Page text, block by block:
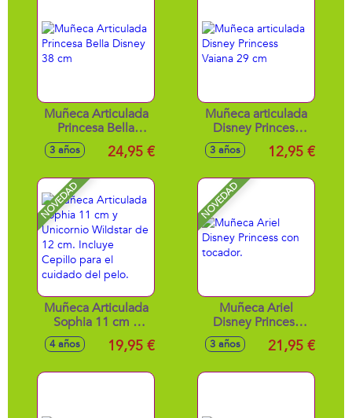
Muñeca Articulada
Princesa Bella
Disney 38 cm
3 años 24,95 €
Muñeca articulada
Disney Princess
Vaiana 29 cm
3 años 12,95 €
NOVEDAD
Muñeca Articulada
Sophia 11 cm y
Unicornio Wildstar
de 12 cm. Incluye
4 años 19,95 €
NOVEDAD
Muñeca Ariel
Disney Princess
con tocador.
3 años 21,95 €